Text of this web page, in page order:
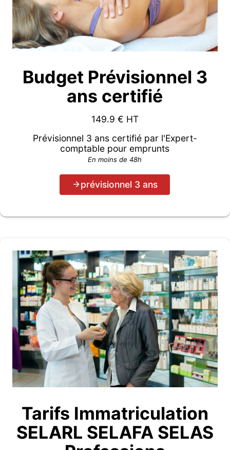
Budget Prévisionnel 3
ans certifié
149.9 € HT
Prévisionnel 3 ans certifié par l'Expert-
comptable pour emprunts
En moins de 48h
prévisionnel 3 ans
Tarifs Immatriculation
SELARL SELAFA SELAS